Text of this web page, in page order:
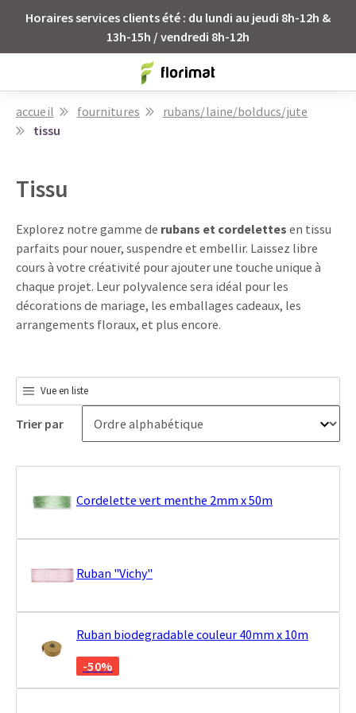
Horaires services clients été : du lundi au jeudi 8h-12h &
13h-15h / vendredi 8h-12h
accueil fournitures
rubans/laine/bolducs/jute
tissu
Tissu
Explorez notre gamme de rubans et cordelettes en tissu
parfaits pour nouer, suspendre et embellir. Laissez libre
cours à votre créativité pour ajouter une touche unique à
chaque projet. Leur polyvalence sera idéal pour les
décorations de mariage, les emballages cadeaux, les
arrangements floraux, et plus encore.
Vue en liste
Trier par
Cordelette vert menthe 2mm x 50m
Ruban "Vichy"
Ruban biodegradable couleur 40mm x 10m
-50%